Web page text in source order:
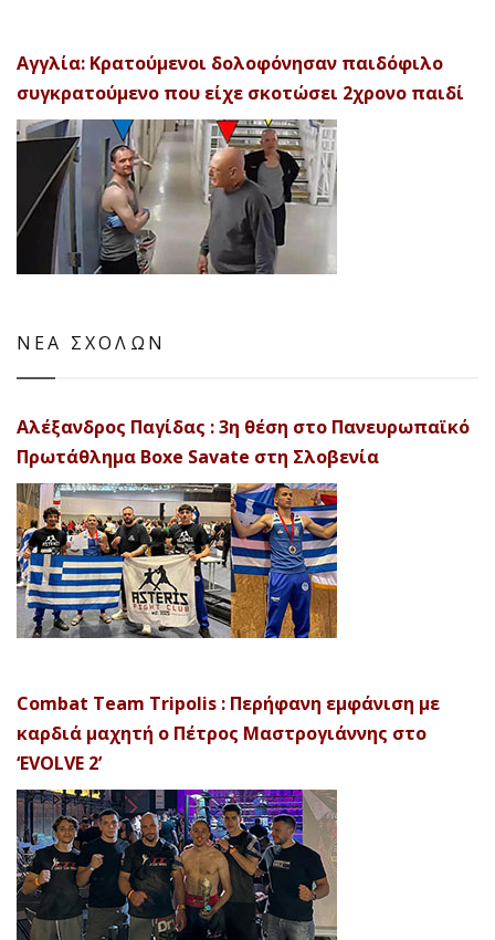
Αγγλία: Κρατούμενοι δολοφόνησαν παιδόφιλο
συγκρατούμενο που είχε σκοτώσει 2χρονο παιδί
ΝΕΑ ΣΧΟΛΩΝ
Αλέξανδρος Παγίδας : 3η θέση στο Πανευρωπαϊκό
Πρωτάθλημα Boxe Savate στη Σλοβενία
Combat Team Tripolis : Περήφανη εμφάνιση με
καρδιά μαχητή ο Πέτρος Μαστρογιάννης στο
‘EVOLVE 2’